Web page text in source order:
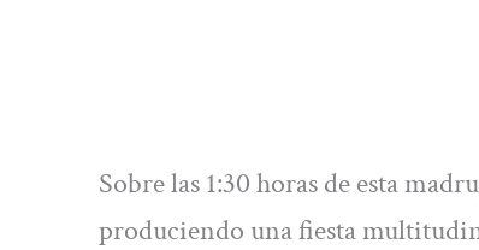
Sobre las 1:30 horas de esta
produciendo una fiesta